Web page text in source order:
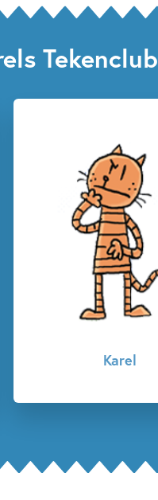
Tekenclub
Kleine Karel